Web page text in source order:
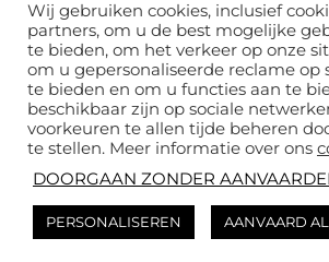
GEZONDHEID. DRINK MET
Deze site wordt beschermd door reCAPTCHA en het
Wij gebruiken cookies, inclusief
partners, om u de best mogelijke
te bieden, om het verkeer op onze
om u gepersonaliseerde reclame op
te bieden en om u functies aan te
beschikbaar zijn op sociale
voorkeuren te allen tijde beheren
te stellen. Meer informatie over ons
DOORGAAN ZONDER
PERSONALISEREN AANVAARD